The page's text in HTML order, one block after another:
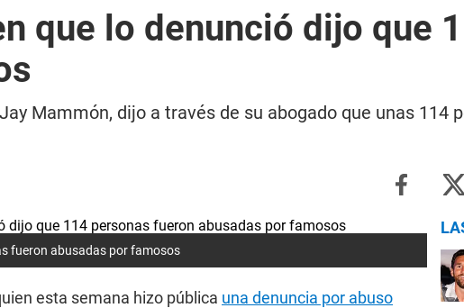
que lo denunció dijo que
Mammón, dijo a través de su abogado que unas 114
fueron abusadas por famosos
esta semana hizo pública una denuncia por abuso